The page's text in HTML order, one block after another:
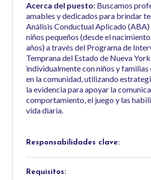
Acerca del puesto: Buscamos
amables y dedicados para brindar
Análisis Conductual Aplicado (ABA)
niños pequeños (desde el
años) a través del Programa de
Temprana del Estado de Nueva
individualmente con niños y familias
en la comunidad, utilizando
la evidencia para apoyar la
comportamiento, el juego y las
vida diaria.
Responsabilidades clave:
● Implementar planes de
Requisitos: